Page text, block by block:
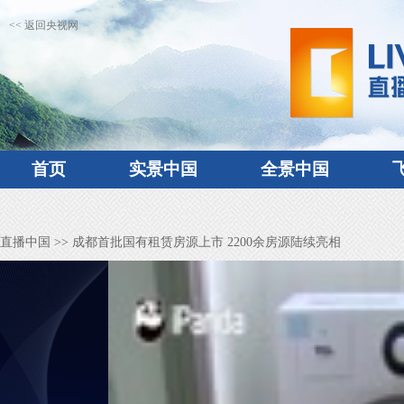
<< 返回央视网
首页 实景中国 全景中国
直播中国 >> 成都首批国有租赁房源上市 2200余房源陆续亮相